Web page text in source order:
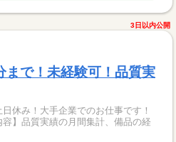
3日以内公開
まで！未経験可！品質実
休み！大手企業でのお仕事です！
】品質実績の月間集計、備品の経